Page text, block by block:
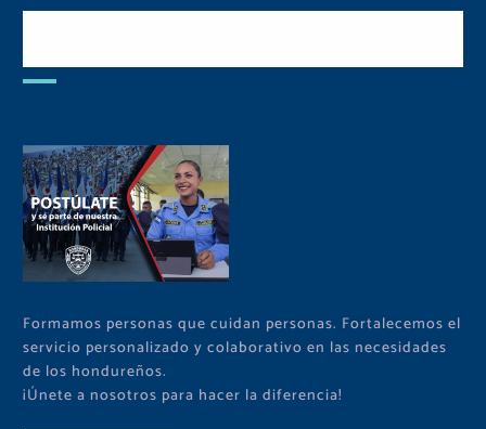
Formamos personas que cuidan personas. Fortalecemos el
servicio personalizado y colaborativo en las necesidades
de los hondureños.
¡Únete a nosotros para hacer la diferencia!